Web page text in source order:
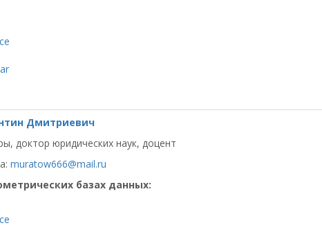
Дмитриевич
доктор юридических наук, доцент
muratow666@mail.ru
базах данных: